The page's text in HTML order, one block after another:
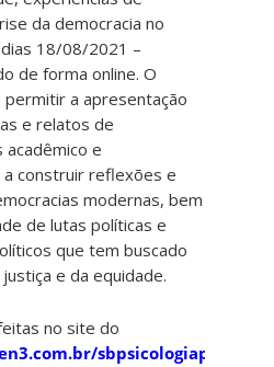
da democracia no
18/08/2021 –
de forma online. O
a apresentação
e relatos de
acadêmico e
construir reflexões e
modernas, bem
de lutas políticas e
que tem buscado
e da equidade.
no site do
sbpsicologiapolitica/